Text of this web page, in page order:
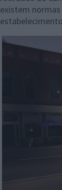
existem